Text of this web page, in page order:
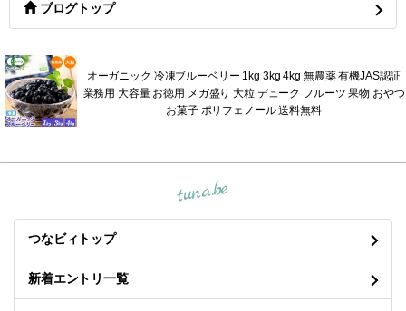
ブログトップ
オーガニック 冷凍ブルーベリー 1kg 3kg 4kg 無農薬 有機JAS認証
業務用 大容量 お徳用 メガ盛り 大粒 デューク フルーツ 果物 おやつ
お菓子 ポリフェノール 送料無料
tuna.be
つなビィトップ
新着エントリ一覧